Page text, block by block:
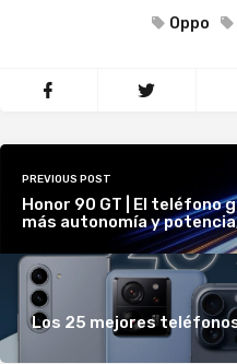
Oppo
PREVIOUS POST
Honor 90 GT | El teléfono
más autonomía y
Los 25 mejores